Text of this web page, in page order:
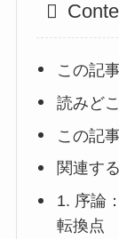
この記
読みど
この記
関連す
1. 序論
転換点